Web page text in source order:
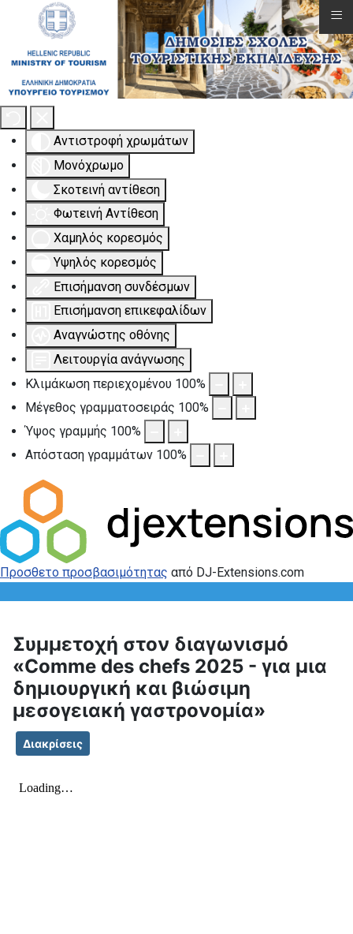
Εργαλειοθήκη Προσβασιμότητας
Αντιστροφή χρωμάτων
Μονόχρωμο
Σκοτεινή αντίθεση
Φωτεινή Αντίθεση
Χαμηλός κορεσμός
Υψηλός κορεσμός
Επισήμανση συνδέσμων
Επισήμανση επικεφαλίδων
Αναγνώστης οθόνης
Λειτουργία ανάγνωσης
Κλιμάκωση περιεχομένου 100%
Μέγεθος γραμματοσειράς 100%
Ύψος γραμμής 100%
Απόσταση γραμμάτων 100%
Προσθετο προσβασιμότητας από DJ-Extensions.com
Συμμετοχή στον διαγωνισμό
«Comme des chefs 2025 - για μια
δημιουργική και βιώσιμη
μεσογειακή γαστρονομία»
Διακρίσεις
≡